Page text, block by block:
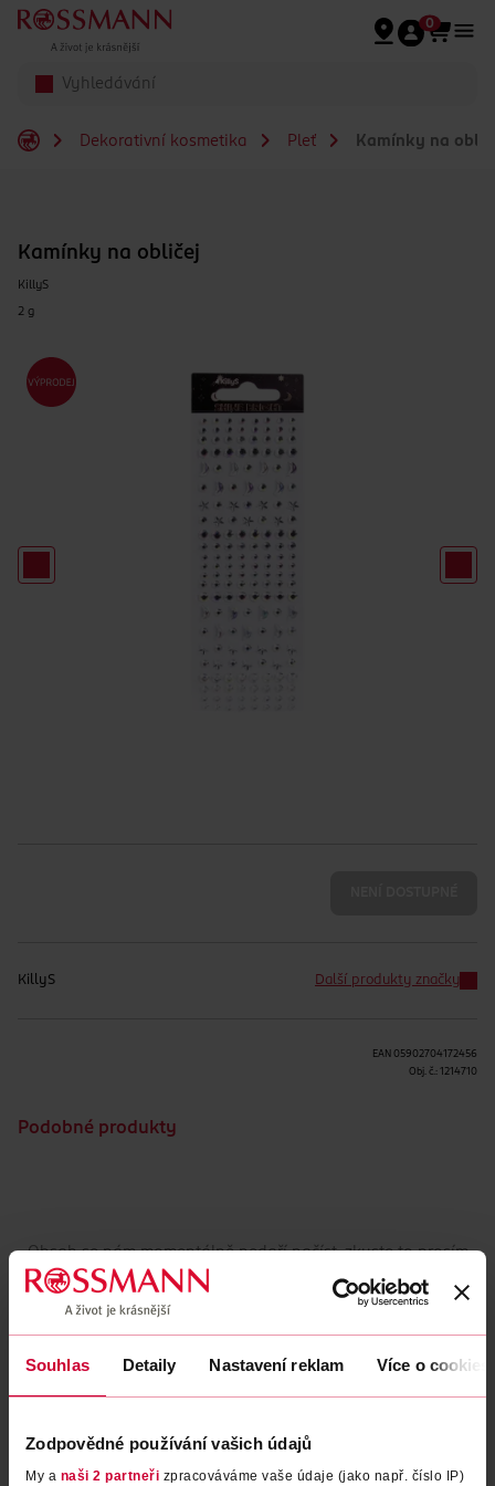
Souhlas Detaily Nastavení reklam Více o cookies
Zodpovědné používání vašich údajů
My a naši 2 partneři zpracováváme vaše údaje (jako např. číslo IP)
Přeskočit na hlavmní obsah
0
Dekorativní kosmetika Pleť Kamínky na
Kamínky na obličej
KillyS
2 g
KillyS Další produkty značky
EAN 05902704172456
Obj. č.: 1214710
Podobné produkty
Obsah se nám momentálně nedaří načíst, zkuste to prosím